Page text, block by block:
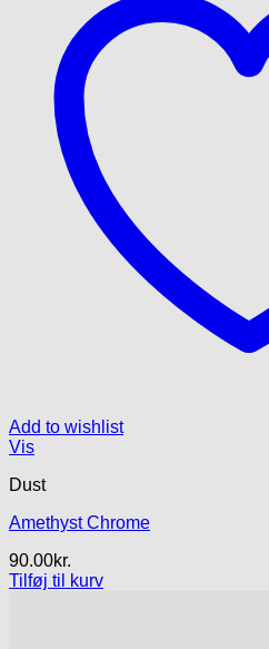
Add to wishlist
Vis
Dust
Amethyst Chrome
90.00kr.
Tilføj til kurv